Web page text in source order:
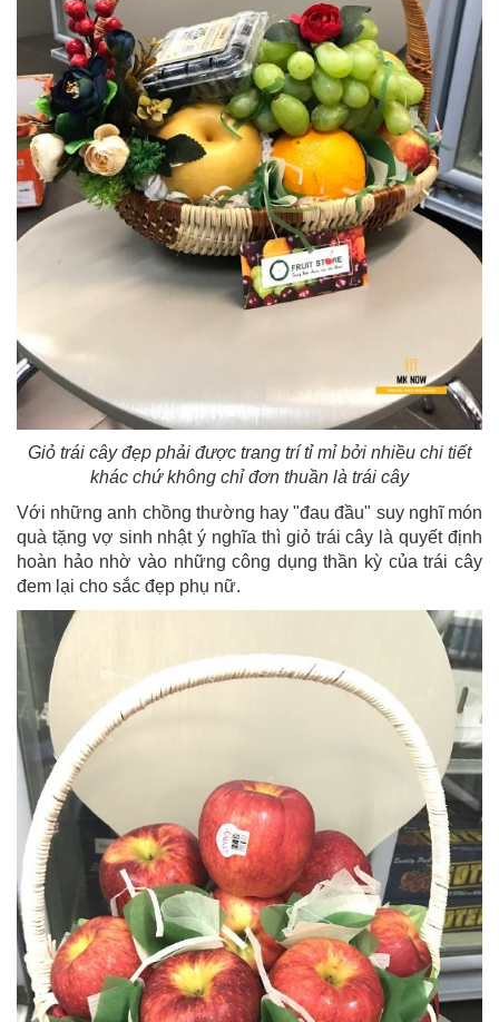
Giỏ trái cây đẹp phải được trang trí tỉ mỉ bởi nhiều chi tiết
khác chứ không chỉ đơn thuần là trái cây
Với những anh chồng thường hay "đau đầu" suy nghĩ món
quà tặng vợ sinh nhật ý nghĩa thì giỏ trái cây là quyết định
hoàn hảo nhờ vào những công dụng thần kỳ của trái cây
đem lại cho sắc đẹp phụ nữ.